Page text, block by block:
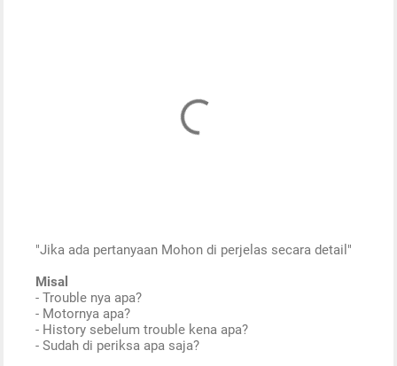
o
s
t
a
C
"Jika ada pertanyaan Mohon di perjelas secara detail"
Misal
- Trouble nya apa?
- Motornya apa?
- History sebelum trouble kena apa?
- Sudah di periksa apa saja?